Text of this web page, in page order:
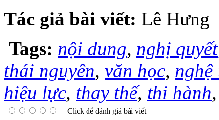
Tác giả bài viết: Lê Hưng
Tags: nội dung, nghị quyết
thái nguyên, văn học, nghệ
hiệu lực, thay thế, thi hành
Click để đánh giá bài viết